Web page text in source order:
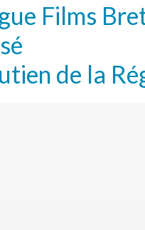
Films
de la